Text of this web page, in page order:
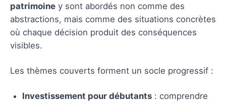
patrimoine y sont abordés non comme des
abstractions, mais comme des situations concrètes
où chaque décision produit des conséquences
visibles.
Les thèmes couverts forment un socle progressif :
Investissement pour débutants : comprendre